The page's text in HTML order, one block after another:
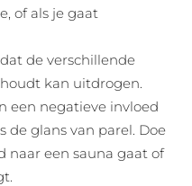
of als je gaat
de verschillende
kan uitdrogen.
een negatieve invloed
de glans van parel. Doe
naar een sauna gaat of